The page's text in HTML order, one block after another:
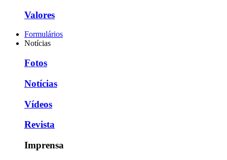
Valores
Formulários
Notícias
Fotos
Notícias
Vídeos
Revista
Imprensa